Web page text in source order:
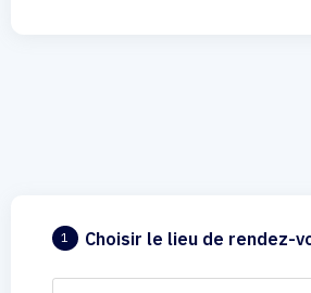
1 Choisir le lieu de rendez-